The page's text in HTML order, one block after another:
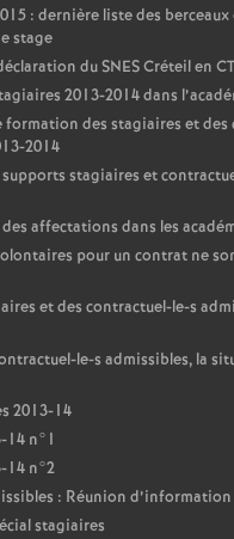
: dernière liste des
stage
duSNESCréteil en
2013-2014 dans
formation des stagiaires et des
2014
stagiaires et
affectations dans les
pour un contrat ne
et des contractuel-le-s
le-s admissibles, la
2013-14
14 n°1
14 n°2
: Réunion d’information
stagiaires